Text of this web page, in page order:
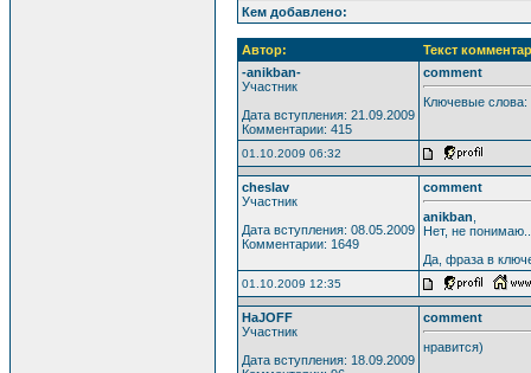
Кем добавлено:
Автор:
Текст
-anikban-
Участник
Дата вступления: 21.09.2009
Комментарии: 415
comment
Ключевые
01.10.2009 06:32
cheslav
Участник
Дата вступления: 08.05.2009
Комментарии: 1649
comment
anikban
Нет, не
Да, фраза в
01.10.2009 12:35
HaJOFF
Участник
Дата вступления: 18.09.2009
comment
нравится)